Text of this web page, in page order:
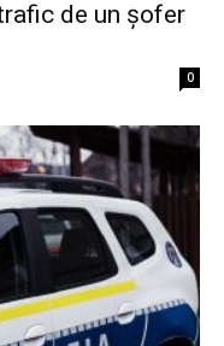
de un șofer
0